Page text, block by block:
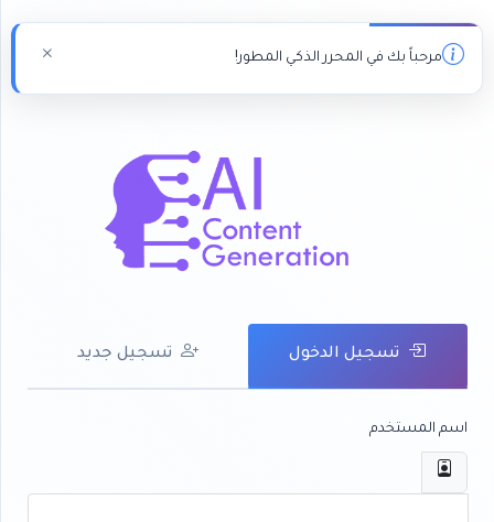
تسجيل الدخول تسجيل جديد
اسم المستخدم
مرحباً بك في المحرر الذكي المطور!